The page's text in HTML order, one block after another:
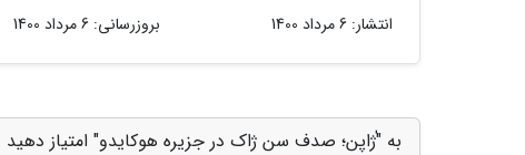
انتشار: 6 مرداد 1400 بروزرسانی: 6 مرداد 1400
به "ٰژاپن؛ صدف سن ژاک در جزیره هوکایدو" امتیاز دهید